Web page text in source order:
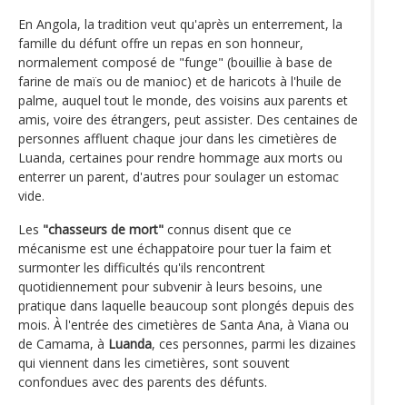
En Angola, la tradition veut qu'après un enterrement, la
famille du défunt offre un repas en son honneur,
normalement composé de "funge" (bouillie à base de
farine de maïs ou de manioc) et de haricots à l'huile de
palme, auquel tout le monde, des voisins aux parents et
amis, voire des étrangers, peut assister. Des centaines de
personnes affluent chaque jour dans les cimetières de
Luanda, certaines pour rendre hommage aux morts ou
enterrer un parent, d'autres pour soulager un estomac
vide.
Les "chasseurs de mort" connus disent que ce
mécanisme est une échappatoire pour tuer la faim et
surmonter les difficultés qu'ils rencontrent
quotidiennement pour subvenir à leurs besoins, une
pratique dans laquelle beaucoup sont plongés depuis des
mois. À l'entrée des cimetières de Santa Ana, à Viana ou
de Camama, à Luanda, ces personnes, parmi les dizaines
qui viennent dans les cimetières, sont souvent
confondues avec des parents des défunts.